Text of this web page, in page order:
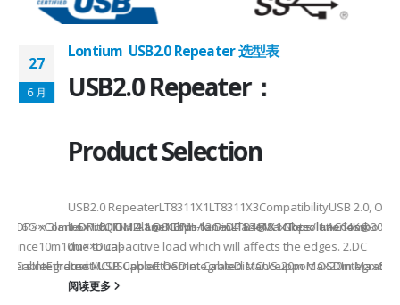
8.1G x 4laneHDMI: 12G x 4laneMax
withHDMI2.1@8Gbps/laneDP1.4@8.1Gbps/
MCUSupport OSDIntegrated MCUSupport
USB CableEthernet CableDistance20m Max20m
27
6 月
Lontium USB2.0 Repeater 选型表
USB2.0 Repeater：
Product Selection
USB2.0 RepeaterLT8311X1LT8311X3CompatibilityUSB 2.0,
1.6x1.6QFN12-1.6x1.6Pin-to-PinLT8311X1 Note: 1.AC loss -
due to capacitive load which will affects the edges. 2.DC
loss -...
阅读更多